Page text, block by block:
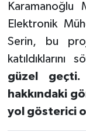
Karamanoğlu
Elektronik
Serin, bu
katıldıklarını
güzel geçti.
hakkındaki
yol gösterici